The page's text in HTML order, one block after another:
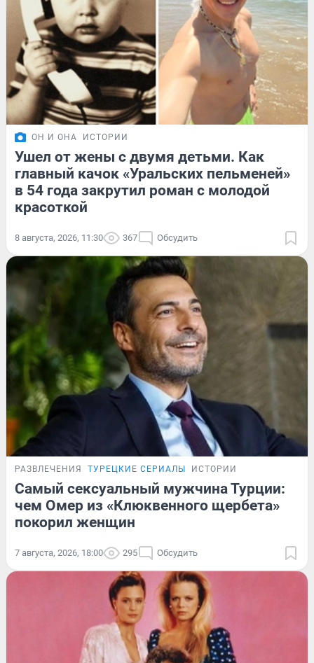
ОН И ОНА ИСТОРИИ
Ушел от жены с двумя детьми. Как
главный качок «Уральских пельменей»
в 54 года закрутил роман с молодой
красоткой
8 августа, 2026, 11:30 367 Обсудить
РАЗВЛЕЧЕНИЯ ТУРЕЦКИЕ СЕРИАЛЫ ИСТОРИИ
Самый сексуальный мужчина Турции:
чем Омер из «Клюквенного щербета»
покорил женщин
7 августа, 2026, 18:00 295 Обсудить